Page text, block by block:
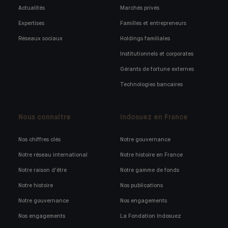
Actualités
Expertises
Réseaux sociaux
Marchés privés
Familles et entrepreneurs
Holdings familiales
Institutionnels et corporates
Gérants de fortune externes
Technologies bancaires
Nous connaître
Nos chiffres clés
Notre réseau international
Notre raison d'être
Notre histoire
Notre gouvernance
Nos engagements
Indosuez en France
Notre gouvernance
Notre histoire en France
Notre gamme de fonds
Nos publications
Nos engagements
La Fondation Indosuez